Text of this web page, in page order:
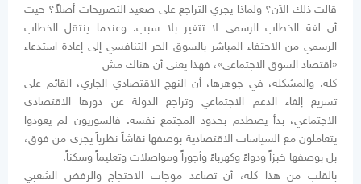
قالت ذلك الآن؟ ولماذا يجري التراجع على صعيد التصريحات أصلاً؟ حيث
أن لغة الخطاب الرسمي لا تتغير بلا سبب. وعندما ينتقل الخطاب
الرسمي من الاحتفاء المباشر بالسوق الحر التنافسي إلى إعادة استدعاء
«اقتصاد السوق الاجتماعي»، فهذا يعني أن هناك مش
كلة. والمشكلة، في جوهرها، أن النهج الاقتصادي الجاري، القائم على
تسريع إلغاء الدعم الاجتماعي وتراجع الدولة عن دورها الاقتصادي
الاجتماعي، بدأ يصطدم بحدود المجتمع نفسه. فالسوريون لم يعودوا
يتعاملون مع السياسات الاقتصادية بوصفها نقاشاً نظرياً يجري من فوق،
بل بوصفها خبزاً ودواءً وكهرباءً وأجوراً ومواصلات وتعليماً وسكناً.
بالقلب من هذا كله، أن تصاعد موجات الاحتجاج والرفض الشعبي